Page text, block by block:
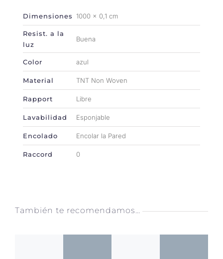
Dimensiones 1000 × 0,1 cm
Resist. a la
luz
Buena
Color azul
Material TNT Non Woven
Rapport Libre
Lavabilidad Esponjable
Encolado Encolar la Pared
Raccord 0
También te recomendamos…